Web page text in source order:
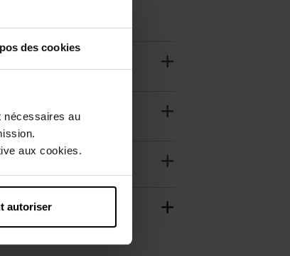
des cookies
nécessaires au
aux cookies.
autoriser